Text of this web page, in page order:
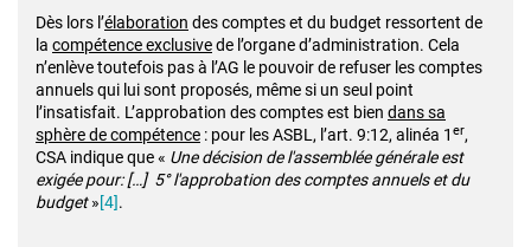
Dès lors l’élaboration des comptes et du budget ressortent de
la compétence exclusivede l’organe d’administration. Cela
n’enlève toutefois pas à l’AG le pouvoir de refuser les comptes
annuels qui lui sont proposés, même si un seul point
l’insatisfait. L’approbation des comptes est bien dans sa
sphère de compétence : pour les ASBL, l’art. 9:12, alinéa 1 er,
CSA indique que « Une décision de l'assemblée générale est
exigée pour: […] 5° l'approbation des comptes annuels et du
budget»[4].